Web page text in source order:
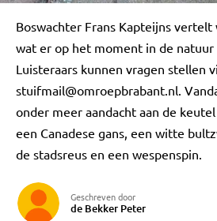
Boswachter Frans Kapteijns
wat er op het moment in de
Luisteraars kunnen vragen stellen
stuifmail@omroepbrabant.nl.
onder meer aandacht aan de
een Canadese gans, een witte
de stadsreus en een wespenspin.
Geschreven door
de Bekker Peter